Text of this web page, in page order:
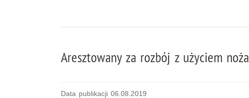
Aresztowany za rozbój z użyciem noża
Data publikacji 06.08.2019